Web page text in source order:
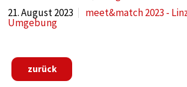
21. August 2023
meet&match 2023 -
Umgebung
zurück
Notwendig, um Inhalte von
Plattformen anzuzeigen.
Externe Medien
Name: